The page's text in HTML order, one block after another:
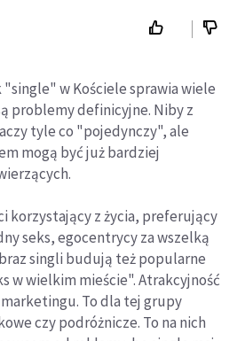
"single" w Kościele sprawia wiele
problemy definicyjne. Niby z
tyle co "pojedynczy", ale
mogą być już bardziej
korzystający z życia, preferujący
seks, egocentrycy za wszelką
singli budują też popularne
w wielkim mieście". Atrakcyjność
To dla tej grupy
czy podróżnicze. To na nich